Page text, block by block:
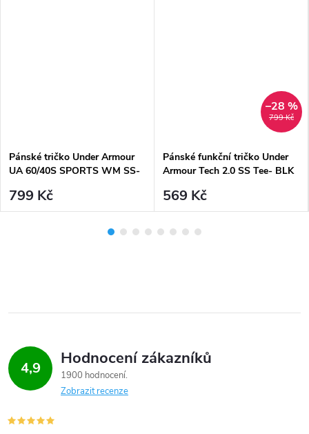
Pánské tričko Under Armour
UA 60/40S SPORTS WM SS-
799 Kč
799 Kč
–28 %
Pánské funkční tričko Under
Armour Tech 2.0 SS Tee- BLK
569 Kč
4,9 Hodnocení zákazníků
1900 hodnocení
Zobrazit recenze